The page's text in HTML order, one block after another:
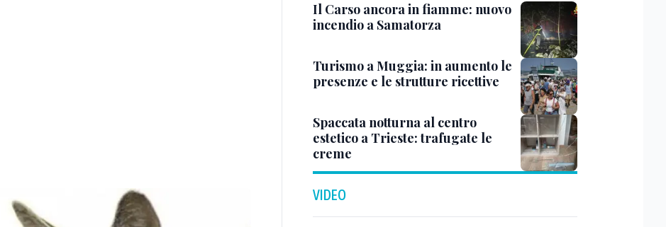
Il Carso ancora in fiamme: nuovo
incendio a Samatorza
Turismo a Muggia: in aumento le
presenze e le strutture ricettive
Spaccata notturna al centro
estetico a Trieste: trafugate le
creme
VIDEO